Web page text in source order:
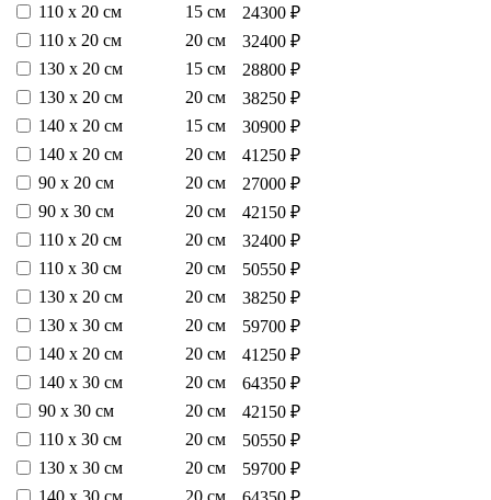
110 х 20 см
15 см
24300 ₽
110 х 20 см
20 см
32400 ₽
130 х 20 см
15 см
28800 ₽
130 х 20 см
20 см
38250 ₽
140 х 20 см
15 см
30900 ₽
140 х 20 см
20 см
41250 ₽
90 х 20 см
20 см
27000 ₽
90 х 30 см
20 см
42150 ₽
110 х 20 см
20 см
32400 ₽
110 х 30 см
20 см
50550 ₽
130 х 20 см
20 см
38250 ₽
130 х 30 см
20 см
59700 ₽
140 х 20 см
20 см
41250 ₽
140 х 30 см
20 см
64350 ₽
90 х 30 см
20 см
42150 ₽
110 х 30 см
20 см
50550 ₽
130 х 30 см
20 см
59700 ₽
140 х 30 см
20 см